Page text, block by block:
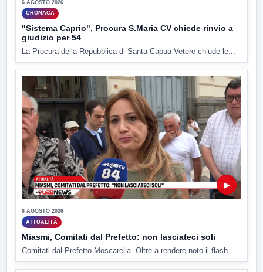
6 AGOSTO 2026
CRONACA
"Sistema Caprio", Procura S.Maria CV chiede rinvio a
giudizio per 54
La Procura della Repubblica di Santa Capua Vetere chiude le...
▶
6 AGOSTO 2026
ATTUALITÀ
Miasmi, Comitati dal Prefetto: non lasciateci soli
Comitati dal Prefetto Moscarella. Oltre a rendere noto il flash...